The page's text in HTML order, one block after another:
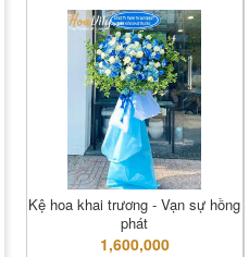
Kệ hoa khai trương - Vạn sự hồng
phát
1,600,000